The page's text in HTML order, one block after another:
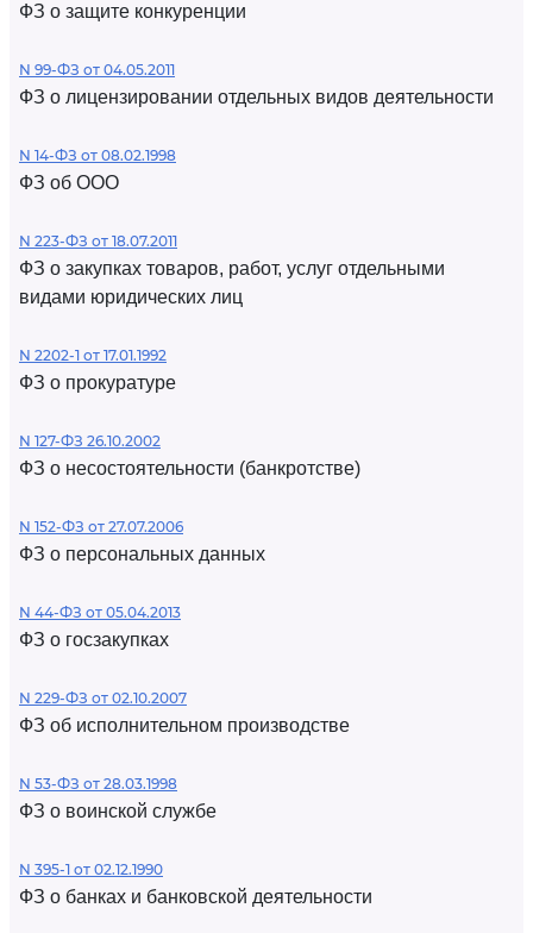
ФЗ о защите конкуренции
N 99-ФЗ от 04.05.2011
ФЗ о лицензировании отдельных видов деятельности
N 14-ФЗ от 08.02.1998
ФЗ об ООО
N 223-ФЗ от 18.07.2011
ФЗ о закупках товаров, работ, услуг отдельными
видами юридических лиц
N 2202-1 от 17.01.1992
ФЗ о прокуратуре
N 127-ФЗ 26.10.2002
ФЗ о несостоятельности (банкротстве)
N 152-ФЗ от 27.07.2006
ФЗ о персональных данных
N 44-ФЗ от 05.04.2013
ФЗ о госзакупках
N 229-ФЗ от 02.10.2007
ФЗ об исполнительном производстве
N 53-ФЗ от 28.03.1998
ФЗ о воинской службе
N 395-1 от 02.12.1990
ФЗ о банках и банковской деятельности